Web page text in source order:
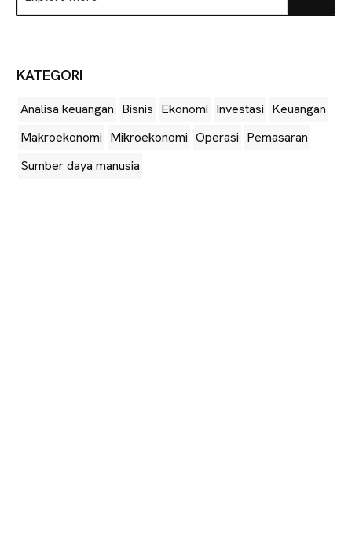
more
KATEGORI
Analisa keuangan Bisnis Ekonomi Investasi Keuangan
Makroekonomi Mikroekonomi Operasi Pemasaran
Sumber daya manusia